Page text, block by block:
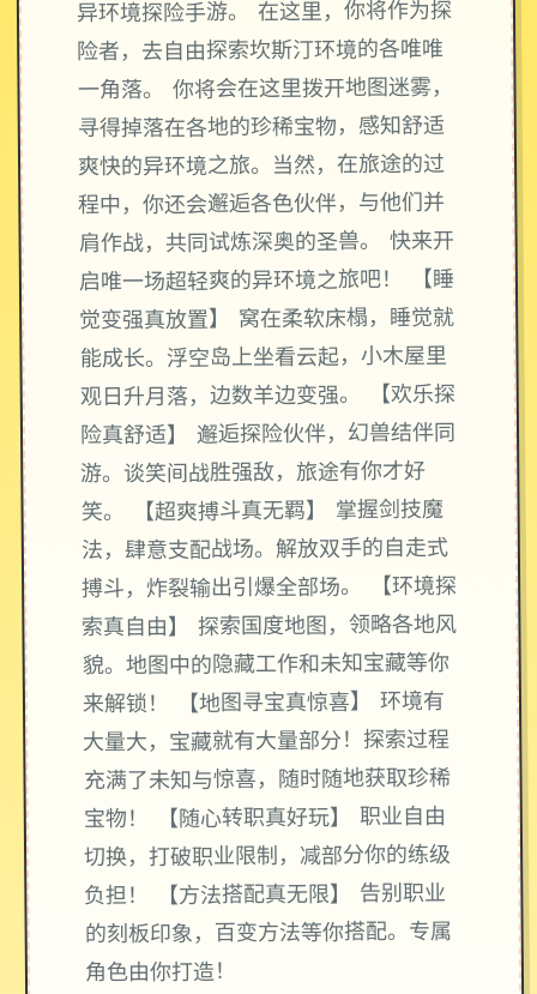
异环境探险手游。 在这里，你将作为探
险者，去自由探索坎斯汀环境的各唯唯
一角落。 你将会在这里拨开地图迷雾，
寻得掉落在各地的珍稀宝物，感知舒适
爽快的异环境之旅。当然，在旅途的过
程中，你还会邂逅各色伙伴，与他们并
肩作战，共同试炼深奥的圣兽。 快来开
启唯一场超轻爽的异环境之旅吧！ 【睡
觉变强真放置】 窝在柔软床榻，睡觉就
能成长。浮空岛上坐看云起，小木屋里
观日升月落，边数羊边变强。 【欢乐探
险真舒适】 邂逅探险伙伴，幻兽结伴同
游。谈笑间战胜强敌，旅途有你才好
笑。 【超爽搏斗真无羁】 掌握剑技魔
法，肆意支配战场。解放双手的自走式
搏斗，炸裂输出引爆全部场。 【环境探
索真自由】 探索国度地图，领略各地风
貌。地图中的隐藏工作和未知宝藏等你
来解锁！ 【地图寻宝真惊喜】 环境有
大量大，宝藏就有大量部分！探索过程
充满了未知与惊喜，随时随地获取珍稀
宝物！ 【随心转职真好玩】 职业自由
切换，打破职业限制，减部分你的练级
负担！ 【方法搭配真无限】 告别职业
的刻板印象，百变方法等你搭配。专属
角色由你打造！